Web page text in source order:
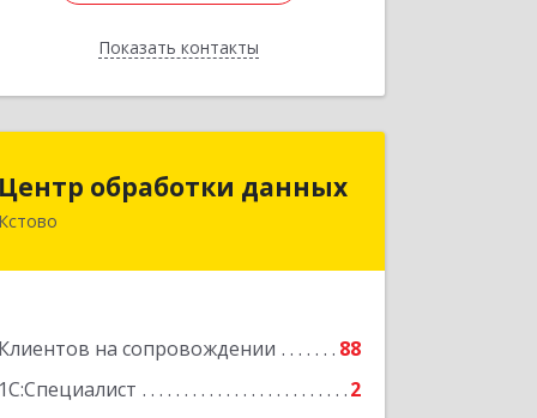
Показать контакты
Назад
Центр обработки данных
Кстово
Клиентов на сопровождении
88
1С:Специалист
2
Центр обработки данных
607650, Нижегородская обл, Кстово г,